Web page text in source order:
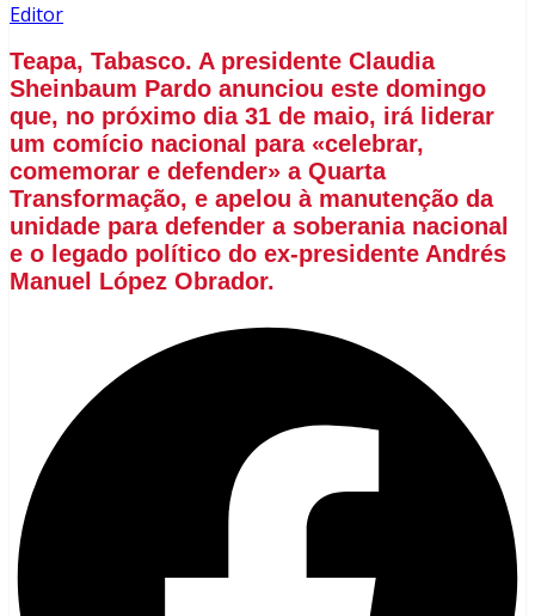
Editor
Teapa, Tabasco. A presidente Claudia
Sheinbaum Pardo anunciou este domingo
que, no próximo dia 31 de maio, irá liderar
um comício nacional para «celebrar,
comemorar e defender» a Quarta
Transformação, e apelou à manutenção da
unidade para defender a soberania nacional
e o legado político do ex-presidente Andrés
Manuel López Obrador.